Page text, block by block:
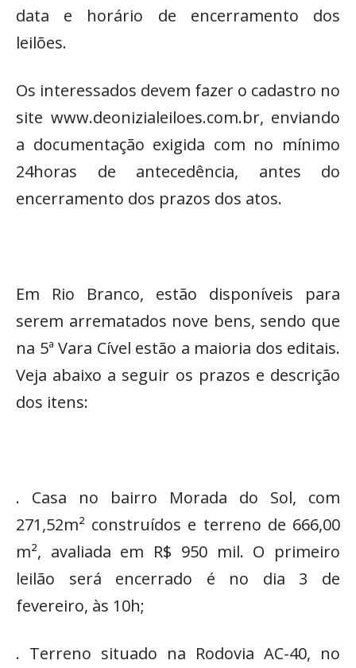
data e horário de encerramento dos
leilões.
Os interessados devem fazer o cadastro no
site www.deonizialeiloes.com.br, enviando
a documentação exigida com no mínimo
24horas de antecedência, antes do
encerramento dos prazos dos atos.
Em Rio Branco, estão disponíveis para
serem arrematados nove bens, sendo que
na 5ª Vara Cível estão a maioria dos editais.
Veja abaixo a seguir os prazos e descrição
dos itens:
. Casa no bairro Morada do Sol, com
271,52m² construídos e terreno de 666,00
m², avaliada em R$ 950 mil. O primeiro
leilão será encerrado é no dia 3 de
fevereiro, às 10h;
. Terreno situado na Rodovia AC-40, no